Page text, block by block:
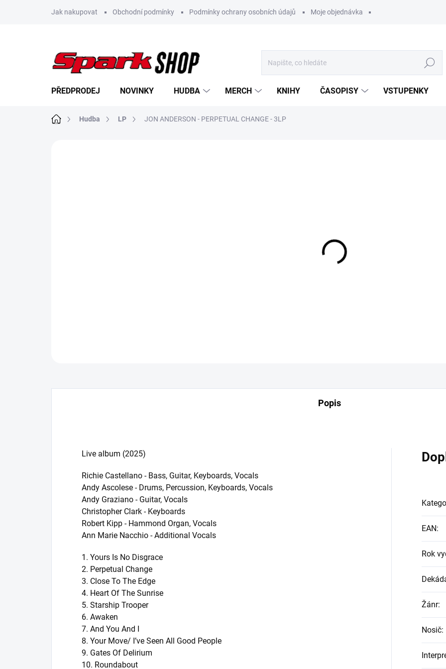
Jak nakupovat Obchodní podmínky Podmínky ochrany osobních údajů Moje objednávka
Hledat
PŘEDPRODEJ NOVINKY HUDBA MERCH KNIHY ČASOPISY VSTUPENKY
Domů Hudba LP JON ANDERSON - PERPETUAL CHANGE - 3LP
Popis
Live album (2025)
Richie Castellano - Bass, Guitar, Keyboards, Vocals
Andy Ascolese - Drums, Percussion, Keyboards, Vocals
Andy Graziano - Guitar, Vocals
Christopher Clark - Keyboards
Robert Kipp - Hammond Organ, Vocals
Ann Marie Nacchio - Additional Vocals
1. Yours Is No Disgrace
2. Perpetual Change
3. Close To The Edge
4. Heart Of The Sunrise
5. Starship Trooper
6. Awaken
7. And You And I
8. Your Move/ I’ve Seen All Good People
9. Gates Of Delirium
10. Roundabout
EAN:
Rok
Žánr:
Nosič: